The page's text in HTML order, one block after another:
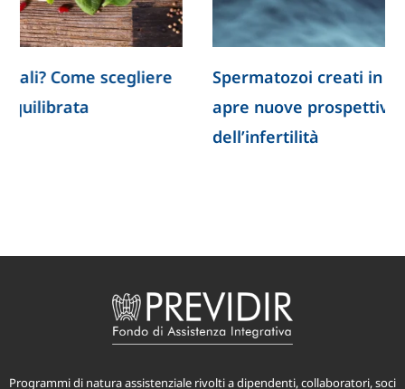
Spermatozoi creati in laboratorio: la ricerca
apre nuove prospettive per lo studio